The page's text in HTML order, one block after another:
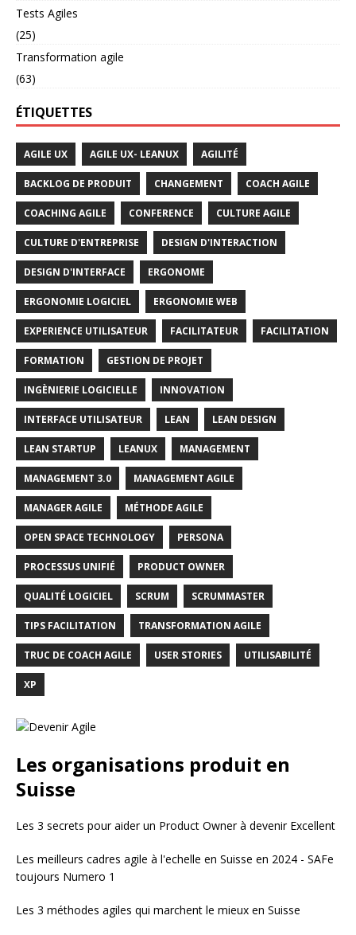
Tests Agiles
(25)
Transformation agile
(63)
ÉTIQUETTES
AGILE UX AGILE UX- LEANUX AGILITÉ
BACKLOG DE PRODUIT CHANGEMENT COACH AGILE
COACHING AGILE CONFERENCE CULTURE AGILE
CULTURE D'ENTREPRISE DESIGN D'INTERACTION
DESIGN D'INTERFACE ERGONOME
ERGONOMIE LOGICIEL ERGONOMIE WEB
EXPERIENCE UTILISATEUR FACILITATEUR FACILITATION
FORMATION GESTION DE PROJET
INGÈNIERIE LOGICIELLE INNOVATION
INTERFACE UTILISATEUR LEAN LEAN DESIGN
LEAN STARTUP LEANUX MANAGEMENT
MANAGEMENT 3.0 MANAGEMENT AGILE
MANAGER AGILE MÉTHODE AGILE
OPEN SPACE TECHNOLOGY PERSONA
PROCESSUS UNIFIÉ PRODUCT OWNER
QUALITÉ LOGICIEL SCRUM SCRUMMASTER
TIPS FACILITATION TRANSFORMATION AGILE
TRUC DE COACH AGILE USER STORIES UTILISABILITÉ
XP
Les organisations produit en
Suisse
Les 3 secrets pour aider un Product Owner à devenir Excellent
Les meilleurs cadres agile à l'echelle en Suisse en 2024 - SAFe
toujours Numero 1
Les 3 méthodes agiles qui marchent le mieux en Suisse